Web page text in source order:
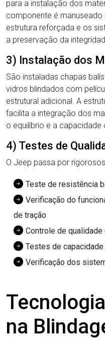
para a instalação dos
componente é
estrutura reforçada e os
a preservação da
3) Instalação dos
São instaladas chapas
vidros blindados com
estrutural adicional. A
facilita a integração dos
o equilíbrio e a capacidade
4) Testes de
O Jeep passa por
Teste de resistência
Verificação do
de tração
Controle de qualidade
Testes de
Verificação dos
na